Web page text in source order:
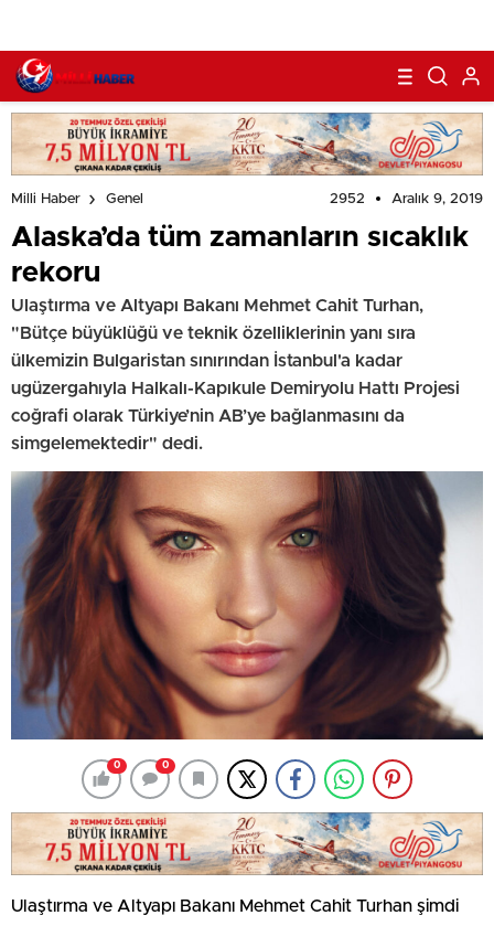
Milli Haber Genel 2952 Aralık 9, 2019
Alaska’da tüm zamanların sıcaklık
rekoru
Ulaştırma ve Altyapı Bakanı Mehmet Cahit Turhan,
"Bütçe büyüklüğü ve teknik özelliklerinin yanı sıra
ülkemizin Bulgaristan sınırından İstanbul'a kadar
ugüzergahıyla Halkalı-Kapıkule Demiryolu Hattı Projesi
coğrafi olarak Türkiye’nin AB’ye bağlanmasını da
simgelemektedir" dedi.
0 0
Ulaştırma ve Altyapı Bakanı Mehmet Cahit Turhan şimdi